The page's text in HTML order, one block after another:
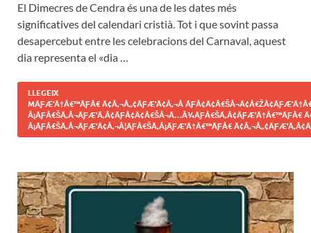
El Dimecres de Cendra és una de les dates més
significatives del calendari cristià. Tot i que sovint passa
desapercebut entre les celebracions del Carnaval, aquest
dia representa el «dia …
LLEGEIX
MÃƑÆ’Ã†Â€™ÃƑÂ€ Ã¢Â‚¬Â„¢ÃƑÆ’Ã¢Â‚¬Â
Â¡ÃƑÂ€ŠÃ‚Â¬ÃƑÆ’Ã‚Â¢ÃƑÂ¢Ã¢Â€ŠÂ¬Ã…Â¾ÃƑÂ€ŠÃ‚Â¢ÃƑÆ’Ã†Â€™ÃƑÂ€
Â¡ÃƑÂ€ŠÃ‚Â¬ÃƑÆ’Ã¢Â‚¬Â¦ÃƑÂ€ŠÃ‚Â¡ÃƑÆ’Ã†Â€™ÃƑÂ€